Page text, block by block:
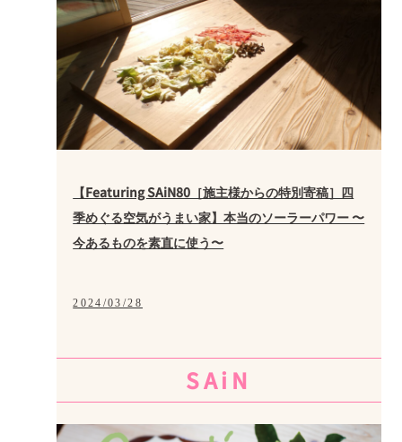
【Featuring SAiN80［施主様からの特別寄稿］四
季めぐる空気がうまい家】本当のソーラーパワー 〜
今あるものを素直に使う〜
2024/03/28
SAiN